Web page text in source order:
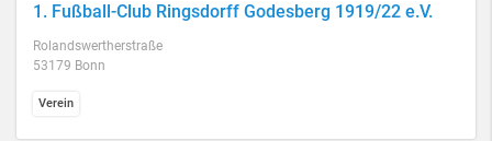
1. Fußball-Club Ringsdorff Godesberg 1919/22 e.V.
Rolandswertherstraße
53179 Bonn
Verein